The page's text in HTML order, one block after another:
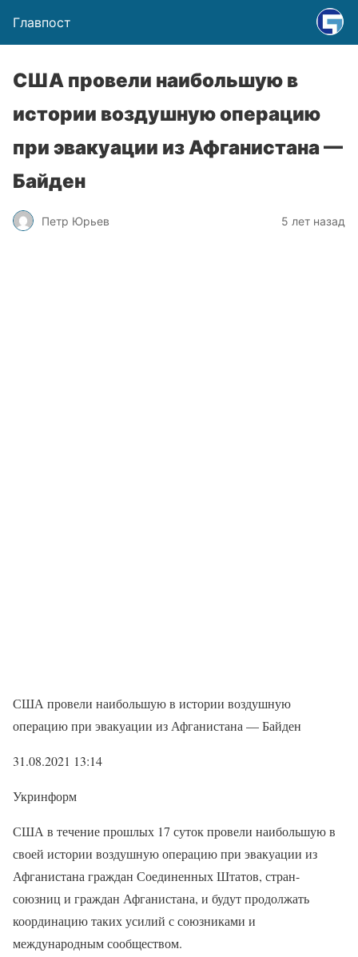
Главпост
США провели наибольшую в
истории воздушную операцию
при эвакуации из Афганистана —
Байден
Петр Юрьев 5 лет назад
США провели наибольшую в истории воздушную
операцию при эвакуации из Афганистана — Байден
31.08.2021 13:14
Укринформ
США в течение прошлых 17 суток провели наибольшую в
своей истории воздушную операцию при эвакуации из
Афганистана граждан Соединенных Штатов, стран-
союзниц и граждан Афганистана, и будут продолжать
координацию таких усилий с союзниками и
международным сообществом.